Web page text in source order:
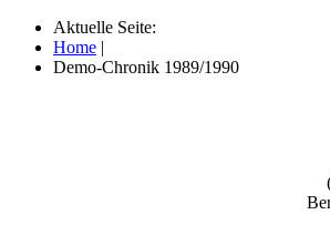
Aktuelle Seite:
Home |
Demo-Chronik 1989/1990